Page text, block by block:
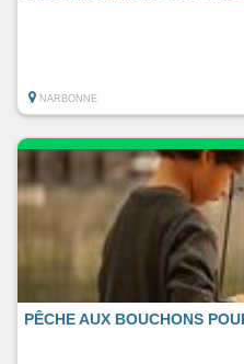
NARBONNE
PÊCHE AUX BOUCHONS